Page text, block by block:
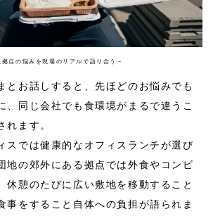
点の悩みを現場のリアルで語り合う－
とお話しすると、先ほどのお悩みでも
、同じ会社でも食環境がまるで違うこ
れます。
スでは健康的なオフィスランチが選び
地の郊外にある拠点では外食やコンビ
休憩のたびに広い敷地を移動すること
事をすること自体への負担が語られま